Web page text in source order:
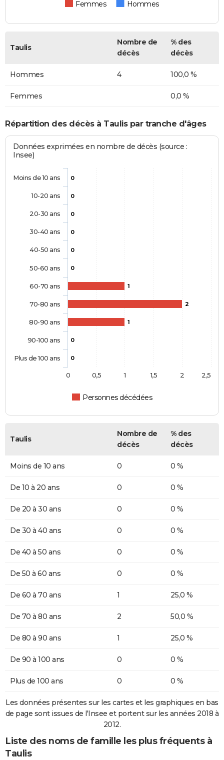
Femmes Hommes
Taulis
Nombre de
décès
% des
décès
Hommes 4 100,0 %
Femmes 0,0 %
Répartition des décès à Taulis par tranche d'âges
Données exprimées en nombre de décès (source :
Insee)
0
0
0
0
0
0
1
2
1
0
0
Personnes décédées
Moins de 10 ans
10-20 ans
20-30 ans
30-40 ans
40-50 ans
50-60 ans
60-70 ans
70-80 ans
80-90 ans
90-100 ans
Plus de 100 ans
0 0,5 1 1,5 2 2,5
Taulis
Nombre de
décès
% des
décès
Moins de 10 ans 0 0 %
De 10 à 20 ans 0 0 %
De 20 à 30 ans 0 0 %
De 30 à 40 ans 0 0 %
De 40 à 50 ans 0 0 %
De 50 à 60 ans 0 0 %
De 60 à 70 ans 1 25,0 %
De 70 à 80 ans 2 50,0 %
De 80 à 90 ans 1 25,0 %
De 90 à 100 ans 0 0 %
Plus de 100 ans 0 0 %
Les données présentes sur les cartes et les graphiques en bas
de page sont issues de l'Insee et portent sur les années 2018 à
2012.
Liste des noms de famille les plus fréquents à
Taulis